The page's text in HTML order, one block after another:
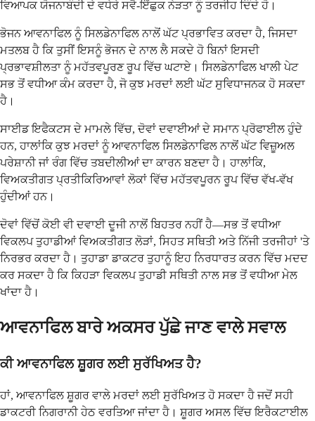
ਵਿਆਪਕ ਯੋਜਨਾਬੰਦੀ ਦੇ ਵਧੇਰੇ ਸਵੈ-ਇੱਛੁਕ ਨੇੜਤਾ ਨੂੰ ਤਰਜੀਹ ਦਿੰਦੇ ਹੋ।
ਭੋਜਨ ਆਵਨਾਫਿਲ ਨੂੰ ਸਿਲਡੇਨਾਫਿਲ ਨਾਲੋਂ ਘੱਟ ਪ੍ਰਭਾਵਿਤ ਕਰਦਾ ਹੈ, ਜਿਸਦਾ
ਮਤਲਬ ਹੈ ਕਿ ਤੁਸੀਂ ਇਸਨੂੰ ਭੋਜਨ ਦੇ ਨਾਲ ਲੈ ਸਕਦੇ ਹੋ ਬਿਨਾਂ ਇਸਦੀ
ਪ੍ਰਭਾਵਸ਼ੀਲਤਾ ਨੂੰ ਮਹੱਤਵਪੂਰਣ ਰੂਪ ਵਿੱਚ ਘਟਾਏ। ਸਿਲਡੇਨਾਫਿਲ ਖਾਲੀ ਪੇਟ
ਸਭ ਤੋਂ ਵਧੀਆ ਕੰਮ ਕਰਦਾ ਹੈ, ਜੋ ਕੁਝ ਮਰਦਾਂ ਲਈ ਘੱਟ ਸੁਵਿਧਾਜਨਕ ਹੋ ਸਕਦਾ
ਹੈ।
ਸਾਈਡ ਇਫੈਕਟਸ ਦੇ ਮਾਮਲੇ ਵਿੱਚ, ਦੋਵਾਂ ਦਵਾਈਆਂ ਦੇ ਸਮਾਨ ਪ੍ਰੋਫਾਈਲ ਹੁੰਦੇ
ਹਨ, ਹਾਲਾਂਕਿ ਕੁਝ ਮਰਦਾਂ ਨੂੰ ਆਵਨਾਫਿਲ ਸਿਲਡੇਨਾਫਿਲ ਨਾਲੋਂ ਘੱਟ ਵਿਜ਼ੂਅਲ
ਪਰੇਸ਼ਾਨੀ ਜਾਂ ਰੰਗ ਵਿੱਚ ਤਬਦੀਲੀਆਂ ਦਾ ਕਾਰਨ ਬਣਦਾ ਹੈ। ਹਾਲਾਂਕਿ,
ਵਿਅਕਤੀਗਤ ਪ੍ਰਤੀਕਿਰਿਆਵਾਂ ਲੋਕਾਂ ਵਿੱਚ ਮਹੱਤਵਪੂਰਨ ਰੂਪ ਵਿੱਚ ਵੱਖ-ਵੱਖ
ਹੁੰਦੀਆਂ ਹਨ।
ਦੋਵਾਂ ਵਿੱਚੋਂ ਕੋਈ ਵੀ ਦਵਾਈ ਦੂਜੀ ਨਾਲੋਂ ਬਿਹਤਰ ਨਹੀਂ ਹੈ—ਸਭ ਤੋਂ ਵਧੀਆ
ਵਿਕਲਪ ਤੁਹਾਡੀਆਂ ਵਿਅਕਤੀਗਤ ਲੋੜਾਂ, ਸਿਹਤ ਸਥਿਤੀ ਅਤੇ ਨਿੱਜੀ ਤਰਜੀਹਾਂ 'ਤੇ
ਨਿਰਭਰ ਕਰਦਾ ਹੈ। ਤੁਹਾਡਾ ਡਾਕਟਰ ਤੁਹਾਨੂੰ ਇਹ ਨਿਰਧਾਰਤ ਕਰਨ ਵਿੱਚ ਮਦਦ
ਕਰ ਸਕਦਾ ਹੈ ਕਿ ਕਿਹੜਾ ਵਿਕਲਪ ਤੁਹਾਡੀ ਸਥਿਤੀ ਨਾਲ ਸਭ ਤੋਂ ਵਧੀਆ ਮੇਲ
ਖਾਂਦਾ ਹੈ।
ਆਵਨਾਫਿਲ ਬਾਰੇ ਅਕਸਰ ਪੁੱਛੇ ਜਾਣ ਵਾਲੇ ਸਵਾਲ
ਕੀ ਆਵਨਾਫਿਲ ਸ਼ੂਗਰ ਲਈ ਸੁਰੱਖਿਅਤ ਹੈ?
ਹਾਂ, ਆਵਨਾਫਿਲ ਸ਼ੂਗਰ ਵਾਲੇ ਮਰਦਾਂ ਲਈ ਸੁਰੱਖਿਅਤ ਹੋ ਸਕਦਾ ਹੈ ਜਦੋਂ ਸਹੀ
ਡਾਕਟਰੀ ਨਿਗਰਾਨੀ ਹੇਠ ਵਰਤਿਆ ਜਾਂਦਾ ਹੈ। ਸ਼ੂਗਰ ਅਸਲ ਵਿੱਚ ਇਰੈਕਟਾਈਲ